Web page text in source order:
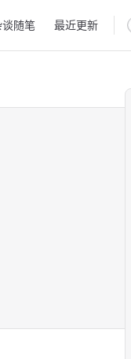
谈随笔 最近更新